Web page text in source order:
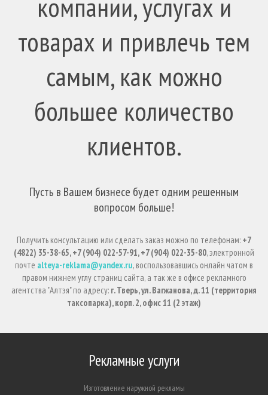
товарах и привлечь тем
самым, как можно
большее количество
клиентов.
Пусть в Вашем бизнесе будет одним решенным
вопросом больше!
Получить консультацию или сделать заказ можно по телефонам: +7
(4822) 35-38-65, +7 (904) 022-57-91, +7 (904) 022-35-80, электронной
почте alteya-reklama@yandex.ru, воспользовавшись онлайн чатом в
правом нижнем углу страниц сайта, а так же в офисе рекламного
агентства "Алтэя" по адресу: г. Тверь, ул. Вагжанова, д. 11 (территория
таксопарка), корп. 2, офис 11 (2 этаж)
Рекламные услуги
Изготовление наружной рекламы